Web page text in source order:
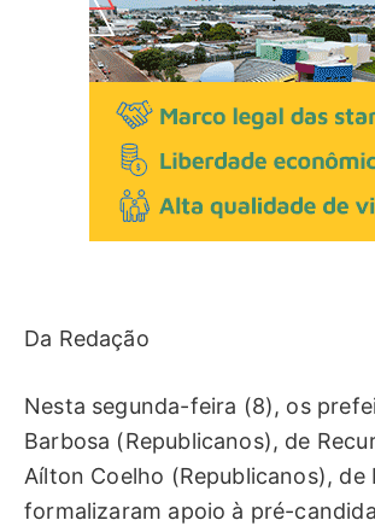
Da Redação
Nesta segunda-feira (8), os
Barbosa (Republicanos), de
Aílton Coelho (Republicanos), de
formalizaram apoio à pré-